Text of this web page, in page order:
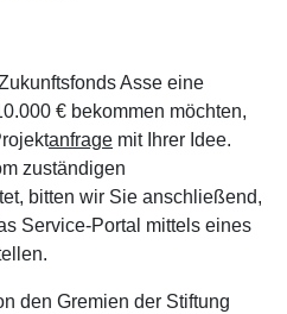
Asse eine
€ bekommen möchten,
anfrage mit Ihrer Idee.
zuständigen
bitten wir Sie anschließend,
Service-Portal mittels eines
den Gremien der Stiftung